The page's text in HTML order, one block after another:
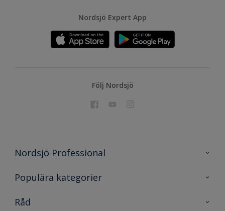
Nordsjö Expert App
Följ Nordsjö
Nordsjö Professional
Kontakta oss
Projekt
Populära kategorier
Nordsjö
Råd